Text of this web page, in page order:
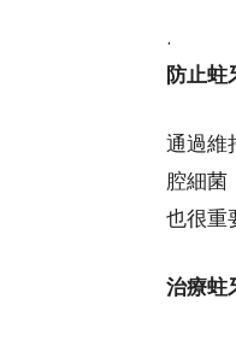
.
防止蛀
通過維
腔細菌
也很重
治療蛀